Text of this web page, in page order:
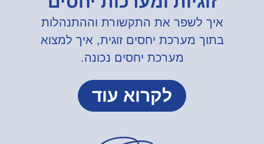
איך לשפר את התקשורת וההתנהלות
בתוך מערכת יחסים זוגית, איך למצוא
מערכת יחסים נכונה.
לקרוא עוד